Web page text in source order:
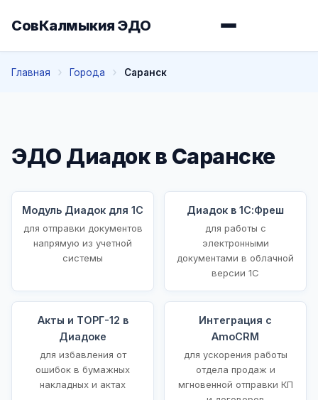
СовКалмыкия ЭДО
Главная Города Саранск
ЭДО Диадок в Саранске
Модуль Диадок для 1С
для отправки документов
напрямую из учетной
системы
Диадок в 1С:Фреш
для работы с
электронными
документами в облачной
версии 1С
Акты и ТОРГ-12 в
Диадоке
для избавления от
ошибок в бумажных
накладных и актах
Интеграция с
AmoCRM
для ускорения работы
отдела продаж и
мгновенной отправки КП